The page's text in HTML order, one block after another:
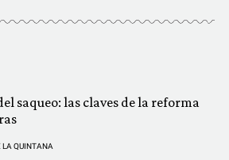
saqueo: las claves de la reforma
QUINTANA